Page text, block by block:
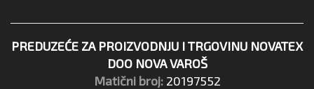
PREDUZEĆE ZA PROIZVODNJU I TRGOVINU NOVATEX
DOO NOVA VAROŠ
Matični broj: 20197552